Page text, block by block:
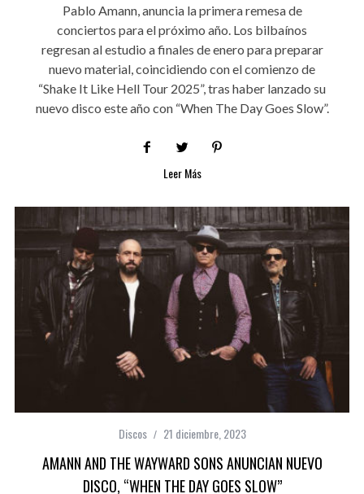
Pablo Amann, anuncia la primera remesa de
conciertos para el próximo año. Los bilbaínos
regresan al estudio a finales de enero para preparar
nuevo material, coincidiendo con el comienzo de
“Shake It Like Hell Tour 2025”, tras haber lanzado su
nuevo disco este año con “When The Day Goes Slow”.
Leer Más
Discos 21 diciembre, 2023
AMANN AND THE WAYWARD SONS ANUNCIAN NUEVO
DISCO, “WHEN THE DAY GOES SLOW”